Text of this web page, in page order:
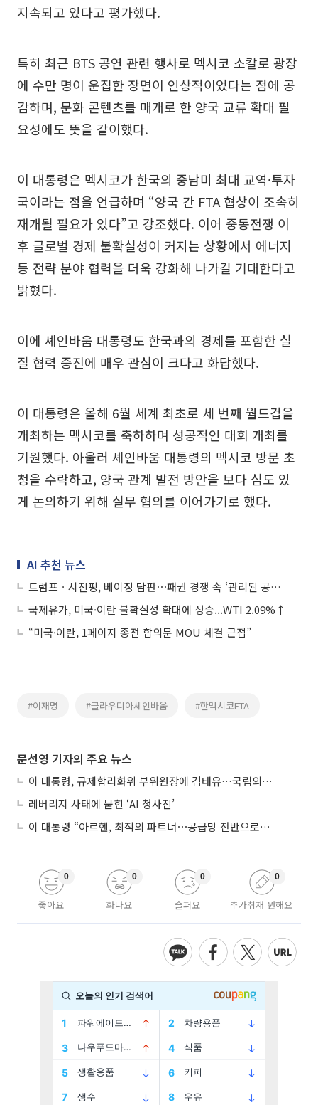
지속되고 있다고 평가했다.
특히 최근 BTS 공연 관련 행사로 멕시코 소칼로 광장
에 수만 명이 운집한 장면이 인상적이었다는 점에 공
감하며, 문화 콘텐츠를 매개로 한 양국 교류 확대 필
요성에도 뜻을 같이했다.
이 대통령은 멕시코가 한국의 중남미 최대 교역·투자
국이라는 점을 언급하며 “양국 간 FTA 협상이 조속히
재개될 필요가 있다”고 강조했다. 이어 중동전쟁 이
후 글로벌 경제 불확실성이 커지는 상황에서 에너지
등 전략 분야 협력을 더욱 강화해 나가길 기대한다고
밝혔다.
이에 셰인바움 대통령도 한국과의 경제를 포함한 실
질 협력 증진에 매우 관심이 크다고 화답했다.
이 대통령은 올해 6월 세계 최초로 세 번째 월드컵을
개최하는 멕시코를 축하하며 성공적인 대회 개최를
기원했다. 아울러 셰인바움 대통령의 멕시코 방문 초
청을 수락하고, 양국 관계 발전 방안을 보다 심도 있
게 논의하기 위해 실무 협의를 이어가기로 했다.
AI 추천 뉴스
트럼프ㆍ시진핑, 베이징 담판⋯패권 경쟁 속 ‘관리된 공존’ 모색하나
국제유가, 미국·이란 불확실성 확대에 상승...WTI 2.09%↑
“미국·이란, 1페이지 종전 합의문 MOU 체결 근접”
#이재명 #클라우디아셰인바움 #한멕시코FTA
문선영 기자의 주요 뉴스
이 대통령, 규제합리화위 부위원장에 김태유…국립외교원장 김흥규
레버리지 사태에 묻힌 ‘AI 청사진’
이 대통령 “아르헨, 최적의 파트너⋯공급망 전반으로 확대”
좋아요
0
화나요
0
슬퍼요
0
추가취재 원해요
0